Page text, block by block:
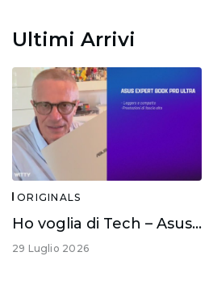
Ultimi Arrivi
ORIGINALS
Ho voglia di Tech – Asus Expert Book Ultra
29 Luglio 2026